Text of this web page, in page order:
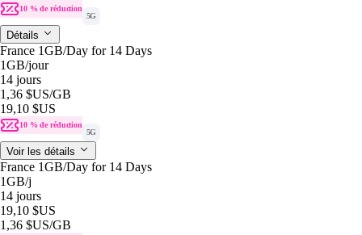
10 % de réduction
5G
Détails
France 1GB/Day for 14 Days
1GB/jour
14 jours
1,36 $US/GB
19,10 $US
10 % de réduction
5G
Voir les détails
France 1GB/Day for 14 Days
1GB/j
14 jours
19,10 $US
1,36 $US/GB